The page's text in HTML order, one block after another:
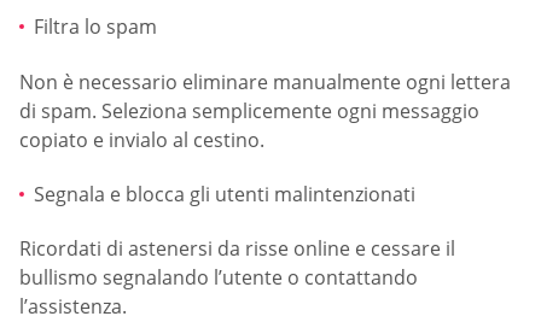
Filtra lo spam
Non è necessario eliminare manualmente ogni lettera
di spam. Seleziona semplicemente ogni messaggio
copiato e invialo al cestino.
Segnala e blocca gli utenti malintenzionati
Ricordati di astenersi da risse online e cessare il
bullismo segnalando l’utente o contattando
l’assistenza.